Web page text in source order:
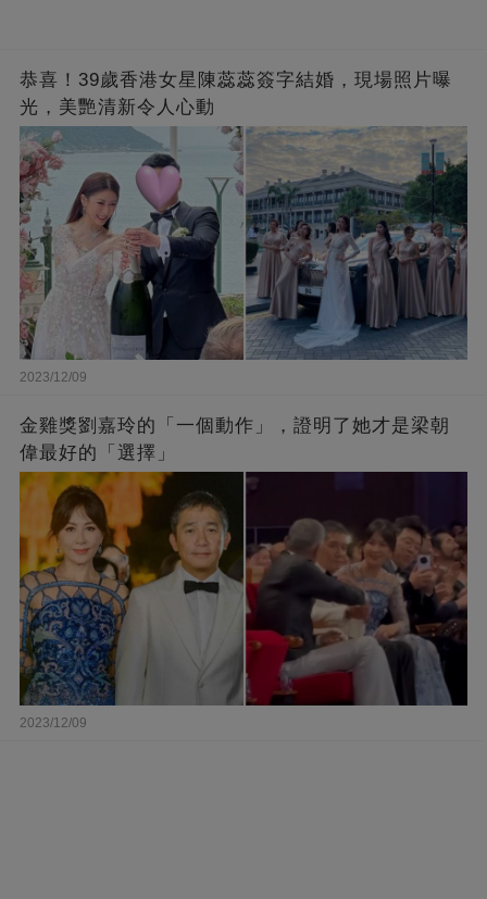
恭喜！39歲香港女星陳蕊蕊簽字結婚，現場照片曝
光，美艷清新令人心動
2023/12/09
金雞獎劉嘉玲的「一個動作」，證明了她才是梁朝
偉最好的「選擇」
2023/12/09